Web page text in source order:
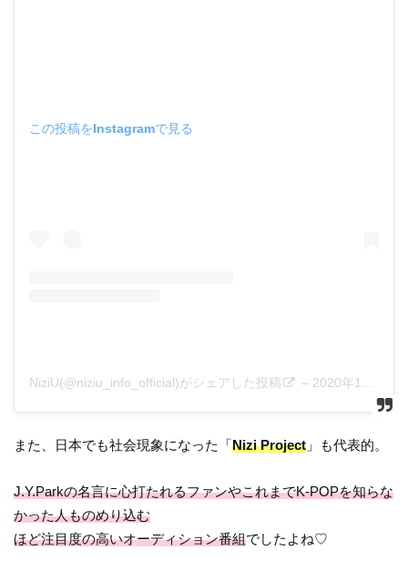
この投稿をInstagramで見る
NiziU(@niziu_info_official)がシェアした投稿 – 2020年10月月20日午後7時09分PDT
また、日本でも社会現象になった「Nizi Project 」も代表的。
J.Y.Parkの名言に心打たれるファンやこれまでK-POPを知らな
かった人ものめり込む
ほど注目度の高いオーディション番組でしたよね♡